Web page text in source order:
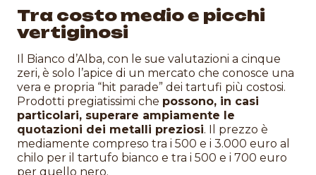
Tra costo medio e picchi
vertiginosi
Il Bianco d’Alba, con le sue valutazioni a cinque
zeri, è solo l’apice di un mercato che conosce una
vera e propria “hit parade” dei tartufi più costosi.
Prodotti pregiatissimi che possono, in casi
particolari, superare ampiamente le
quotazioni dei metalli preziosi. Il prezzo è
mediamente compreso tra i 500 e i 3.000 euro al
chilo per il tartufo bianco e tra i 500 e i 700 euro
per quello nero.